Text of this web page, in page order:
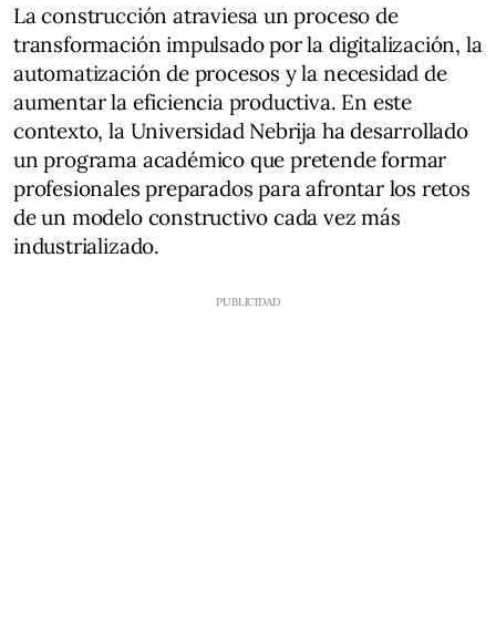
La construcción atraviesa un proceso de
transformación impulsado por la digitalización, la
automatización de procesos y la necesidad de
aumentar la eficiencia productiva. En este
contexto, la Universidad Nebrija ha desarrollado
un programa académico que pretende formar
profesionales preparados para afrontar los retos
de un modelo constructivo cada vez más
industrializado.